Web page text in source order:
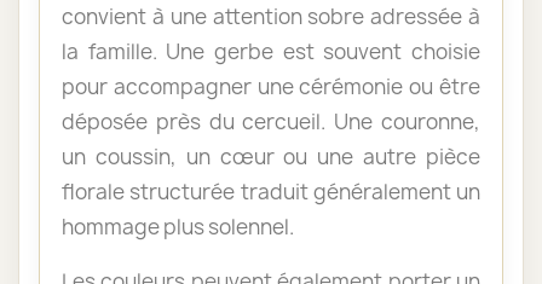
convient à une attention sobre adressée à
la famille. Une gerbe est souvent choisie
pour accompagner une cérémonie ou être
déposée près du cercueil. Une couronne,
un coussin, un cœur ou une autre pièce
florale structurée traduit généralement un
hommage plus solennel.